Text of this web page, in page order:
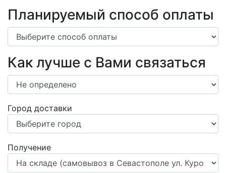
Планируемый способ оплаты
Как лучше с Вами связаться
Город доставки
Получение